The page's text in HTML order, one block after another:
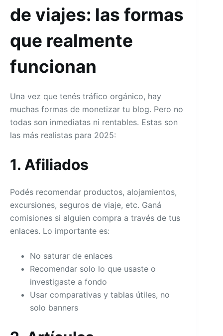
de viajes: las formas
que realmente
funcionan
Una vez que tenés tráfico orgánico, hay
muchas formas de monetizar tu blog. Pero no
todas son inmediatas ni rentables. Estas son
las más realistas para 2025:
1. Afiliados
Podés recomendar productos, alojamientos,
excursiones, seguros de viaje, etc. Ganá
comisiones si alguien compra a través de tus
enlaces. Lo importante es:
No saturar de enlaces
Recomendar solo lo que usaste o
investigaste a fondo
Usar comparativas y tablas útiles, no
solo banners